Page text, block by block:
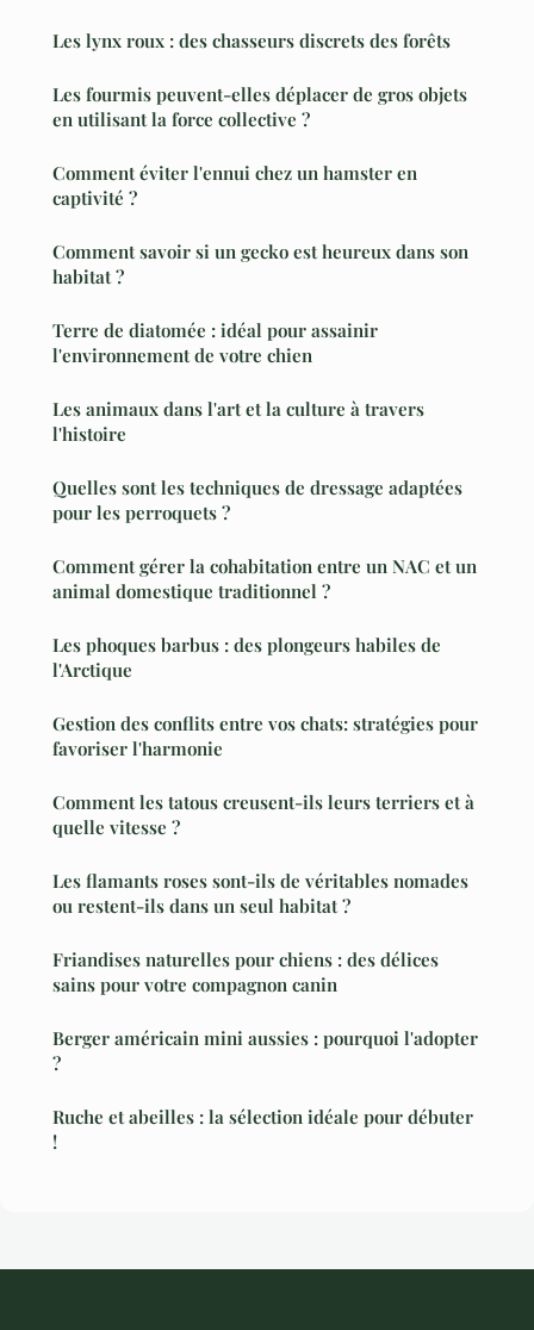
Les lynx roux : des chasseurs discrets des forêts
Les fourmis peuvent-elles déplacer de gros objets
en utilisant la force collective ?
Comment éviter l'ennui chez un hamster en
captivité ?
Comment savoir si un gecko est heureux dans son
habitat ?
Terre de diatomée : idéal pour assainir
l'environnement de votre chien
Les animaux dans l'art et la culture à travers
l'histoire
Quelles sont les techniques de dressage adaptées
pour les perroquets ?
Comment gérer la cohabitation entre un NAC et un
animal domestique traditionnel ?
Les phoques barbus : des plongeurs habiles de
l'Arctique
Gestion des conflits entre vos chats: stratégies pour
favoriser l'harmonie
Comment les tatous creusent-ils leurs terriers et à
quelle vitesse ?
Les flamants roses sont-ils de véritables nomades
ou restent-ils dans un seul habitat ?
Friandises naturelles pour chiens : des délices
sains pour votre compagnon canin
Berger américain mini aussies : pourquoi l'adopter
?
Ruche et abeilles : la sélection idéale pour débuter
!